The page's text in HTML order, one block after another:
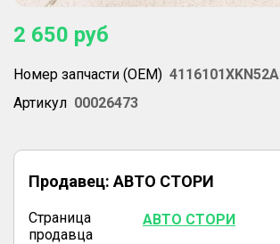
2 650 руб
Номер запчасти (OEM) 4116101XKN52A
Артикул 00026473
Продавец: АВТО СТОРИ
Страница
продавца
АВТО СТОРИ